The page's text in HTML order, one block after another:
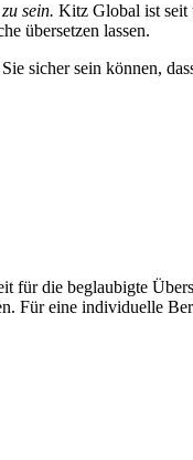
sein. Kitz Global ist seit
übersetzen lassen.
sicher sein können,
für die beglaubigte
Für eine individuelle